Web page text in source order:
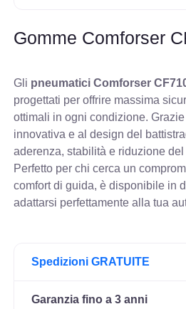
Gomme Comforser
Gli pneumatici Comforser
progettati per offrire massima
ottimali in ogni condizione.
innovativa e al design del
aderenza, stabilità e riduzione
Perfetto per chi cerca un
comfort di guida, è disponibile in
adattarsi perfettamente alla tua
Spedizioni GRATUITE
Garanzia fino a 3 anni